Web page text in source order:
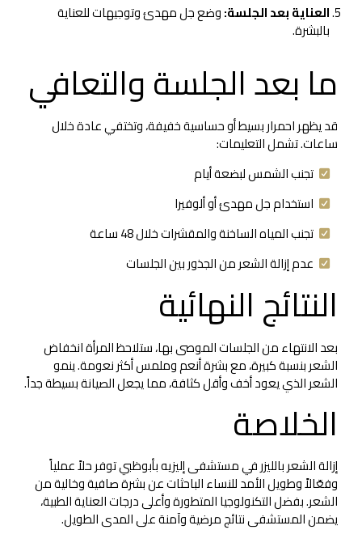
العناية بعد الجلسة:وضع جل مهدئ وتوجيهات للعناية
بالبشرة.
ما بعد الجلسة والتعافي
قد يظهر احمرار بسيط أو حساسية خفيفة، وتختفي عادة خلال
ساعات. تشمل التعليمات:
تجنب الشمس لبضعة أيام
استخدام جل مهدئ أو ألوفيرا
تجنب المياه الساخنة والمقشرات خلال 48 ساعة
عدم إزالة الشعر من الجذور بين الجلسات
النتائج النهائية
بعد الانتهاء من الجلسات الموصى بها، ستلاحظ المرأة انخفاض
الشعر بنسبة كبيرة، مع بشرة أنعم وملمس أكثر نعومة. ينمو
الشعر الذي يعود أخف وأقل كثافة، مما يجعل الصيانة بسيطة جداً.
الخلاصة
إزالة الشعر بالليزر في مستشفى إليزيه بأبوظبي توفر حلاً عملياً
وفعّالاً وطويل الأمد للنساء الباحثات عن بشرة صافية وخالية من
الشعر. بفضل التكنولوجيا المتطورة وأعلى درجات العناية الطبية،
يضمن المستشفى نتائج مرضية وآمنة على المدى الطويل.